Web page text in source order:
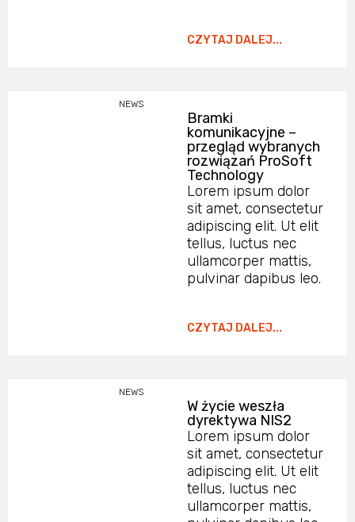
CZYTAJ DALEJ...
NEWS
Bramki
komunikacyjne –
przegląd wybranych
rozwiązań ProSoft
Technology
Lorem ipsum dolor
sit amet, consectetur
adipiscing elit. Ut elit
tellus, luctus nec
ullamcorper mattis,
pulvinar dapibus leo.
CZYTAJ DALEJ...
NEWS
W życie weszła
dyrektywa NIS2
Lorem ipsum dolor
sit amet, consectetur
adipiscing elit. Ut elit
tellus, luctus nec
ullamcorper mattis,